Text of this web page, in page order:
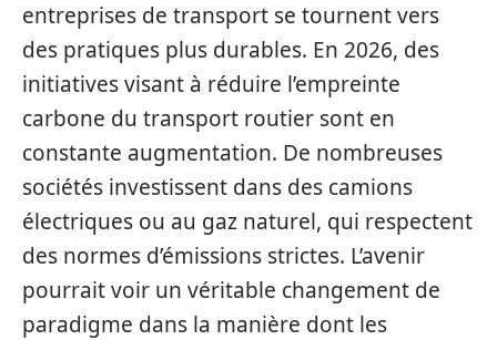
entreprises de transport se tournent vers
des pratiques plus durables. En 2026, des
initiatives visant à réduire l’empreinte
carbone du transport routier sont en
constante augmentation. De nombreuses
sociétés investissent dans des camions
électriques ou au gaz naturel, qui respectent
des normes d’émissions strictes. L’avenir
pourrait voir un véritable changement de
paradigme dans la manière dont les